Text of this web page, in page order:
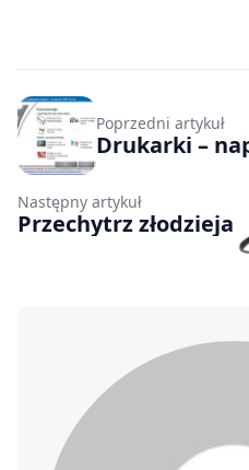
Poprzedni artykuł
Drukarki –
Następny artykuł
Przechytrz złodzieja